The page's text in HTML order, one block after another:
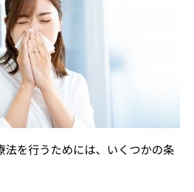
を行うためには、いくつかの条